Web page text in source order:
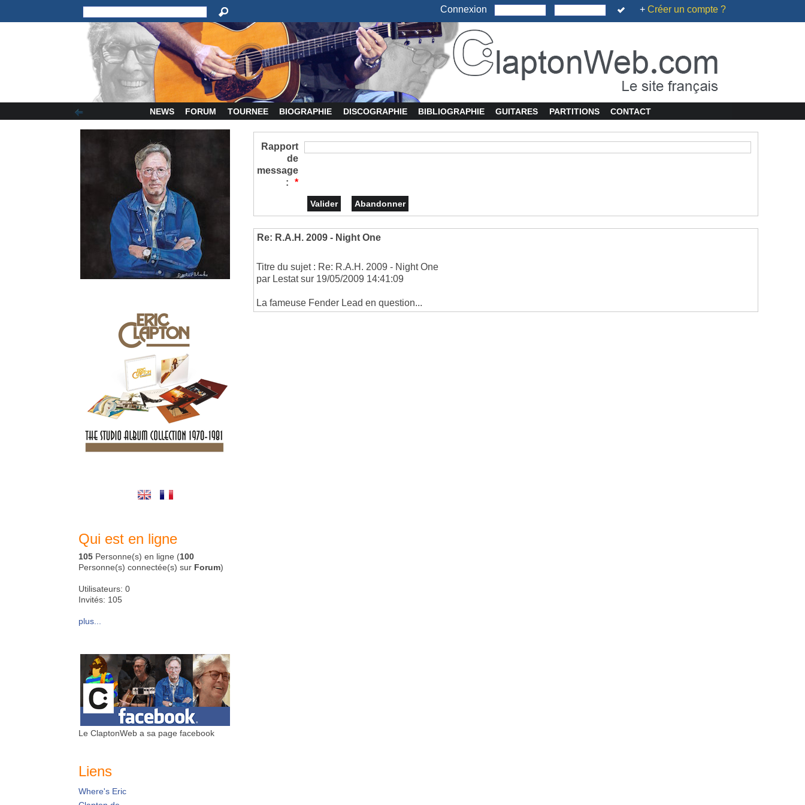
Connexion + Créer un compte ?
NEWS FORUM TOURNEE BIOGRAPHIE DISCOGRAPHIE BIBLIOGRAPHIE GUITARES PARTITIONS CONTACT
Qui est en ligne
105 Personne(s) en ligne (100
Personne(s) connectée(s) sur Forum)
Utilisateurs: 0
Invités: 105
plus...
Le ClaptonWeb a sa page facebook
Liens
Where's Eric
Rapport
de
message
:
*
Re: R.A.H. 2009 - Night One
Titre du sujet : Re: R.A.H. 2009 - Night One
par Lestat sur 19/05/2009 14:41:09
La fameuse Fender Lead en question...